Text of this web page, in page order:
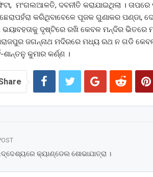
ମଂଗଲଆଳତି, ଦବନୀତି କରାଯାଇଥିଲା ।
କରିଥିବାବେଳେ ପୂଜକ ଗୁଣାକର ପଣ୍ଡା,
ଭୟାବହତାକୁ ଦୃଷ୍ଟିରେ ରଖି କେବଳ ମନ୍ଦିର ଭିତରେ
ଜଗନ୍ନାଥ ମଦିରରେ ମଧ୍ୟ ରଥ ନ ଗଡି
ଶାନ୍ତନୁ କୁମାର କର୍ଣ୍ଣ ।
କ୍ୟାଣ୍ଡେଲ ଶୋଭାଯାତ୍ରା ।